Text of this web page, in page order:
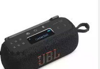
Leistung
Akku (fest eingebaut)
Stromversorgung
0,67 kg Gewicht
(35)
104,58 € UVP129,99 €